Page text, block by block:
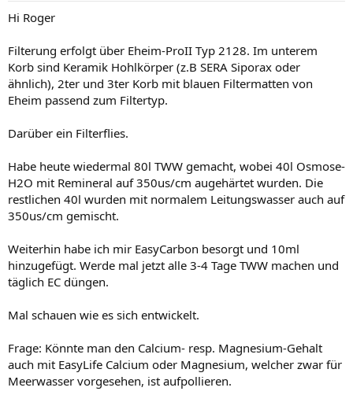
Hi Roger
Filterung erfolgt über Eheim-ProII Typ 2128. Im unterem
Korb sind Keramik Hohlkörper (z.B SERA Siporax oder
ähnlich), 2ter und 3ter Korb mit blauen Filtermatten von
Eheim passend zum Filtertyp.
Darüber ein Filterflies.
Habe heute wiedermal 80l TWW gemacht, wobei 40l Osmose-
H2O mit Remineral auf 350us/cm augehärtet wurden. Die
restlichen 40l wurden mit normalem Leitungswasser auch auf
350us/cm gemischt.
Weiterhin habe ich mir EasyCarbon besorgt und 10ml
hinzugefügt. Werde mal jetzt alle 3-4 Tage TWW machen und
täglich EC düngen.
Mal schauen wie es sich entwickelt.
Frage: Könnte man den Calcium- resp. Magnesium-Gehalt
auch mit EasyLife Calcium oder Magnesium, welcher zwar für
Meerwasser vorgesehen, ist aufpollieren.